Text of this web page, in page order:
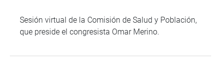
Sesión virtual de la Comisión de Salud y Población,
que preside el congresista Omar Merino.